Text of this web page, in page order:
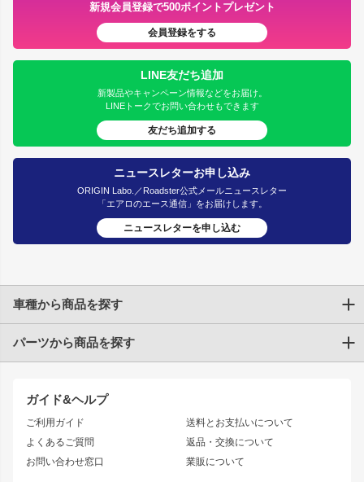
新規会員登録で500ポイントプレゼント
会員登録をする
LINE友だち追加
新製品やキャンペーン情報などをお届け。
LINEトークでお問い合わせもできます
友だち追加する
ニュースレターお申し込み
ORIGIN Labo.／Roadster公式メールニュースレター
「エアロのエース通信」をお届けします。
ニュースレターを申し込む
ガイド&ヘルプ
ご利用ガイド
よくあるご質問
お問い合わせ窓口
送料とお支払いについて
返品・交換について
業販について
車種から商品を探す
トヨタ
JZX90 CHASER
JZX110 MARK II
JZX100 MARK II
JZX90 MARK II
アリスト
ソアラ
アルテッツァ
パーツから商品を探す
エアロシリーズ
ドリフトライン
風神
雷神
レーシングライン
アタックライン
ストリームライン